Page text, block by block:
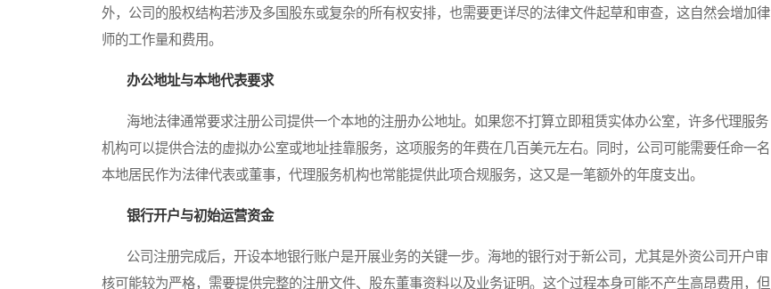
外，公司的股权结构若涉及多国股东或复杂的所有权安排，也需要更详尽的法律文件起草和审查，这自然会增加律
师的工作量和费用。
办公地址与本地代表要求
海地法律通常要求注册公司提供一个本地的注册办公地址。如果您不打算立即租赁实体办公室，许多代理服务
机构可以提供合法的虚拟办公室或地址挂靠服务，这项服务的年费在几百美元左右。同时，公司可能需要任命一名
本地居民作为法律代表或董事，代理服务机构也常能提供此项合规服务，这又是一笔额外的年度支出。
银行开户与初始运营资金
公司注册完成后，开设本地银行账户是开展业务的关键一步。海地的银行对于新公司，尤其是外资公司开户审
核可能较为严格，需要提供完整的注册文件、股东董事资料以及业务证明。这个过程本身可能不产生高昂费用，但